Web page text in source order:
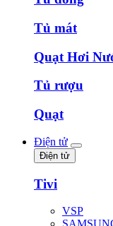
Tủ mát
Quạt Hơi
Tủ rượu
Quạt
Điện tử
Điện tử
Tivi
VSP